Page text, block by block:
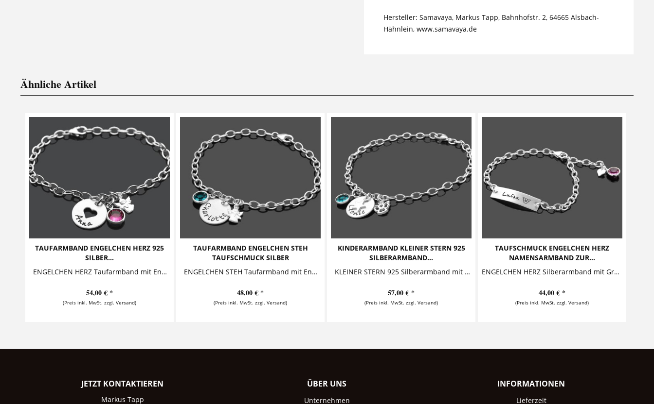
Hersteller: Samavaya, Markus Tapp, Bahnhofstr. 2, 64665 Alsbach-
Hähnlein, www.samavaya.de
Ähnliche Artikel
TAUFARMBAND ENGELCHEN HERZ 925
SILBER...
ENGELCHEN HERZ Taufarmband mit Engel und Kristall Dieses entzückende Taufarmband aus 925 Sterling Silber besteht aus einem Namensanhänger,...
54,00 € *
(Preis inkl. MwSt. zzgl. Versand)
TAUFARMBAND ENGELCHEN STEH
TAUFSCHMUCK SILBER
ENGELCHEN STEH Taufarmband mit Engel und Gravur Dieses entzückende Armband ist ein wunderschönes Geschenk zur Taufe oder Geburt. Es besteht...
48,00 € *
(Preis inkl. MwSt. zzgl. Versand)
KINDERARMBAND KLEINER STERN 925
SILBERARMBAND...
KLEINER STERN 925 Silberarmband mit Gravur Dieses entzückende Kinderarmband mit Gravur aus 925 Sterling Silber besteht aus einem...
57,00 € *
(Preis inkl. MwSt. zzgl. Versand)
TAUFSCHMUCK ENGELCHEN HERZ
NAMENSARMBAND ZUR...
ENGELCHEN HERZ Silberarmband mit Gravur zur Taufe Bezauberndes Taufarmband mit Gravur aus 925 Sterling Silber mit massivem Silberelement als besonderes Geschenk zur Geburt, zur Taufe oder zum...
44,00 € *
(Preis inkl. MwSt. zzgl. Versand)
JETZT KONTAKTIEREN
Markus Tapp
ÜBER UNS
Unternehmen
INFORMATIONEN
Lieferzeit